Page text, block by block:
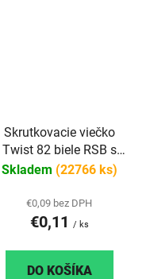
Skrutkovacie viečko
Twist 82 biele RSB s
klipom paster
Skladem (22766 ks)
€0,09 bez DPH
€0,11 / ks
DO KOŠÍKA